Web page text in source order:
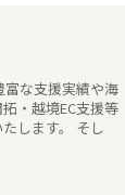
富な支援実績や海
・越境EC支援等
します。 そし